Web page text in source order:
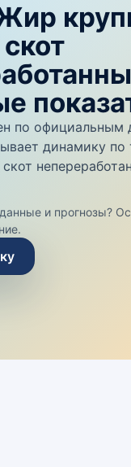
по
динамику
и прогнозы?